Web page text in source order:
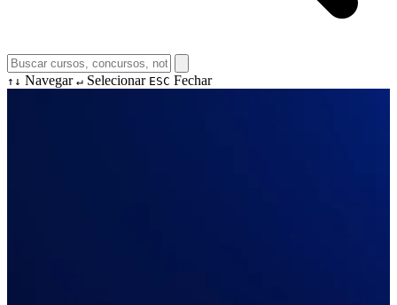
↑↓ Navegar ↵ Selecionar ESC Fechar